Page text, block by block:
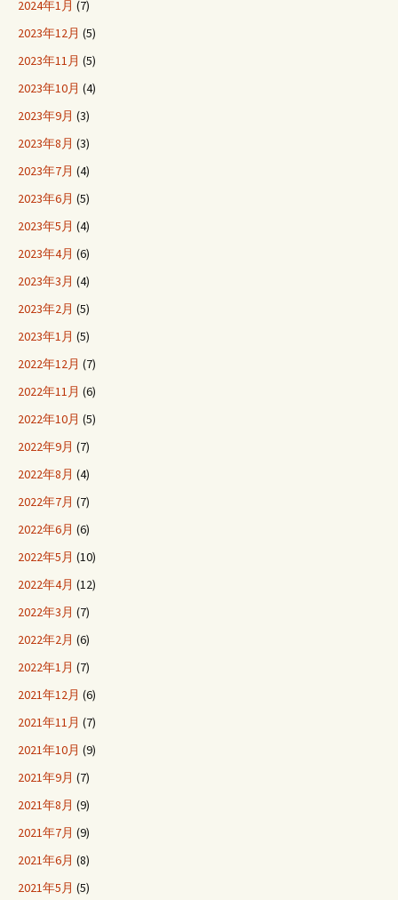
2024年1月 (7)
2023年12月 (5)
2023年11月 (5)
2023年10月 (4)
2023年9月 (3)
2023年8月 (3)
2023年7月 (4)
2023年6月 (5)
2023年5月 (4)
2023年4月 (6)
2023年3月 (4)
2023年2月 (5)
2023年1月 (5)
2022年12月 (7)
2022年11月 (6)
2022年10月 (5)
2022年9月 (7)
2022年8月 (4)
2022年7月 (7)
2022年6月 (6)
2022年5月 (10)
2022年4月 (12)
2022年3月 (7)
2022年2月 (6)
2022年1月 (7)
2021年12月 (6)
2021年11月 (7)
2021年10月 (9)
2021年9月 (7)
2021年8月 (9)
2021年7月 (9)
2021年6月 (8)
2021年5月 (5)